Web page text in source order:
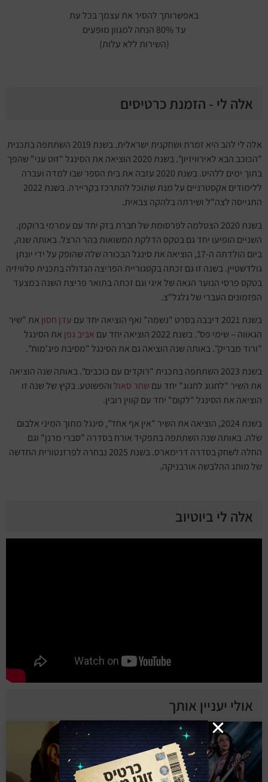
באפשרותך להסיר את עצמך בכל עת
עד 80% הנחה למגוון מופעים
(השירות ללא עלות)
אלה לי - הזמנת כרטיסים
אלה לי להב היא זמרת ושחקנית ישראלית. בשנת 2019 השתתפה בתכנית
"הכוכב הבא לאירוויזיון". בשנת 2020 הוציאה את הסינגל "זוט עני" שהפך
בתוך ימים ללהיט. בשנת 2020 עזבה את בית הספר שבו למדה ועברה
ללימודים אקסטרניים על מנת שתוכל להתרכז בקריירה. בשנת 2022
התגייסה לצה"ל ושירתה בלהקה צבאית.
בשנת 2020 הצטלמה לפרסומת של חברת בזק יחד עם עמרמי ברוקמן.
השניים הופיעו יחד גם בטקס הדלקת המשואות בהר הרצל. באותה שנה,
ביום הולדתה ה-17, הוציאה את סינגל הבכורה שלה שהופק על ידי יונתן
גולדשטיין. בשנה זו גם זכתה בקטגוריית הפריצה הגדולה בתכנית טלוויזיה
בטקס פרסי הנוער הגאה של איגי וגם זכתה בתואר פריצת השנה במצעד
הפזמונים העברי של גלגל"צ.
בשנת 2021 דיבבה בסרט "נשמה" ואף הוציאה יחד עם
עדן חסון את "שיר
הגאווה – שימי פס". בשנת 2022 הוציאה יחד עם
אביב גפן את הסינגל
"ורוד מבריק". באותה שנה הוציאה גם את הסינגל "מסיבת פיג'מות".
בשנת 2023 השתתפה בתכנית "רוקדים עם כוכבים". באותה שנה הוציאה
את השיר "לחגוג לחגוג" יחד עם שחר סאולוהפשוטע. בקיץ של שנה זו
הוציאה את הסינגל "לקום" יחד עם קווין רובין.
בשנת 2024, הוציאה את השיר "אין אף אחד", סינגל מתוך המיני אלבום
שלה. באותה שנה השתתפה בתפקיד אורח בסדרה "סברי מרנן" וגם
החלה לשחק בסדרה דרימארס. בשנת 2025 נבחרה לפרזנטורית החדשה
של מותג ההלבשה אורבניקה.
אלה לי ביוטיוב
אולי יעניין אותך